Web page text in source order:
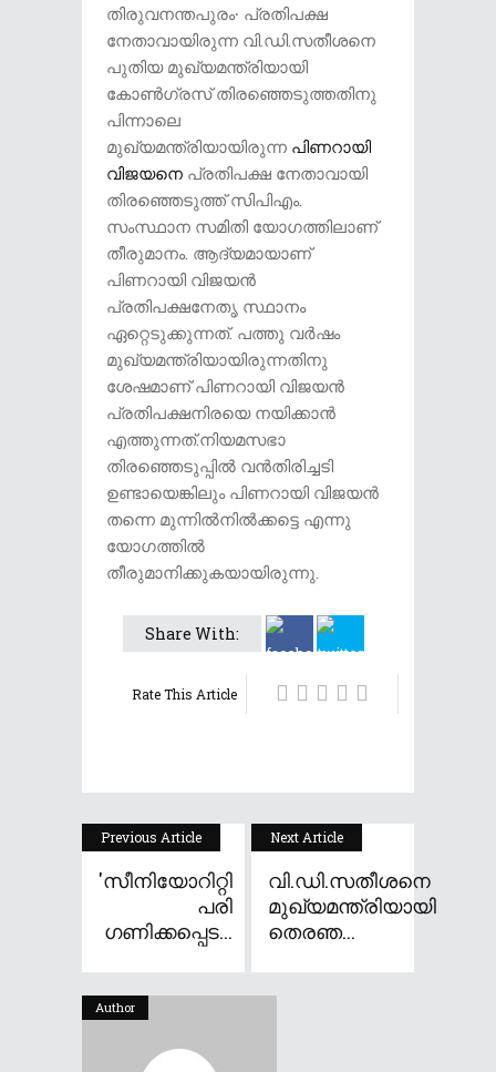
തിരുവനന്തപുരം∙ പ്രതിപക്ഷ
നേതാവായിരുന്ന വി.ഡി.സതീശനെ
പുതിയ മുഖ്യമന്ത്രിയായി
കോണ്‍ഗ്രസ് തിരഞ്ഞെടുത്തതിനു
പിന്നാലെ
മുഖ്യമന്ത്രിയായിരുന്ന പിണറായി
വിജയനെ പ്രതിപക്ഷ നേതാവായി
തിരഞ്ഞെടുത്ത് സിപിഎം.
സംസ്ഥാന സമിതി യോഗത്തിലാണ്
തീരുമാനം. ആദ്യമായാണ്
പിണറായി വിജയന്‍
പ്രതിപക്ഷനേതൃ സ്ഥാനം
ഏറ്റെടുക്കുന്നത്. പത്തു വര്‍ഷം
മുഖ്യമന്ത്രിയായിരുന്നതിനു
ശേഷമാണ് പിണറായി വിജയന്‍
പ്രതിപക്ഷനിരയെ നയിക്കാന്‍
എത്തുന്നത്.നിയമസഭാ
തിരഞ്ഞെടുപ്പില്‍ വന്‍തിരിച്ചടി
ഉണ്ടായെങ്കിലും പിണറായി വിജയന്‍
തന്നെ മുന്നില്‍നില്‍ക്കട്ടെ എന്നു
യോഗത്തില്‍
തീരുമാനിക്കുകയായിരുന്നു.
Share With:
Rate This Article
Previous Article
'സീനിയോറിറ്റി
പരി​
ഗണിക്കപ്പെട...
Next Article
വി.ഡി.സതീശനെ
മുഖ്യമന്ത്രിയായി
തെരഞ...
Author